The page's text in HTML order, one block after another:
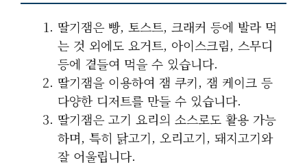
딸기잼은 빵, 토스트, 크래커 등에 발라 먹
는 것 외에도 요거트, 아이스크림, 스무디
등에 곁들여 먹을 수 있습니다.
딸기잼을 이용하여 잼 쿠키, 잼 케이크 등
다양한 디저트를 만들 수 있습니다.
딸기잼은 고기 요리의 소스로도 활용 가능
하며, 특히 닭고기, 오리고기, 돼지고기와
잘 어울립니다.